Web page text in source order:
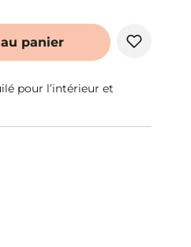
panier
pour l’intérieur et